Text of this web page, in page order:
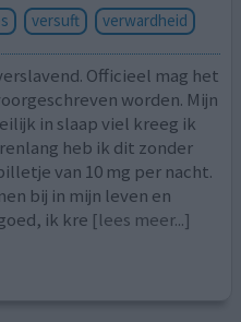
versuft verwardheid
Officieel mag het
worden. Mijn
in slaap viel kreeg ik
heb ik dit zonder
van 10 mg per nacht.
bij in mijn leven en
ik kre [lees meer...]